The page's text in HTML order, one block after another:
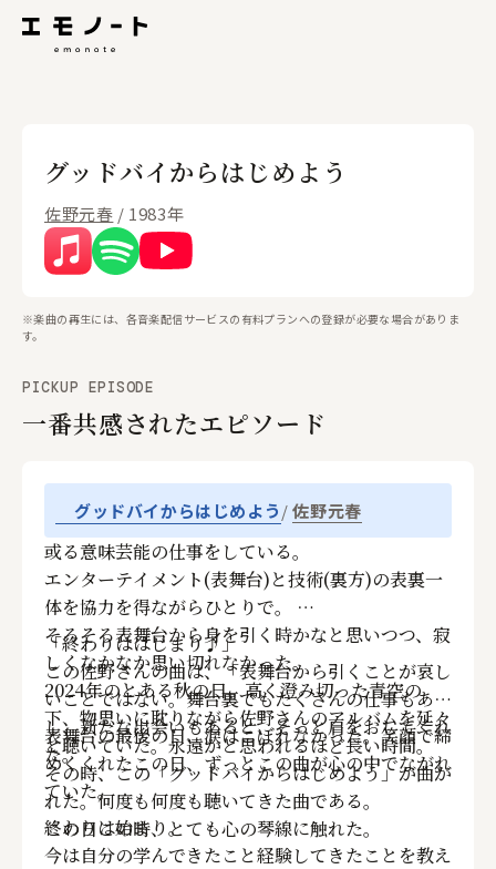
グッドバイからはじめよう
佐野元春 / 1983年
※楽曲の再生には、各音楽配信サービスの有料プランへの登録が必要な場合がありま
す。
PICKUP EPISODE
一番共感されたエピソード
グッドバイからはじめよう 佐野元春
或る意味芸能の仕事をしている。
エンターテイメント(表舞台)と技術(裏方)の表裏一
体を協力を得ながらひとりで。
そろそろ表舞台から身を引く時かなと思いつつ、寂
しくなかなか思い切れなかった。
2024年のとある秋の日、高く澄み切った青空の
下、物思いに耽りながら佐野さんのアルバムを延々
と聴いていた。永遠かと思われるほど長い時間。
その時、この「グッドバイからはじめよう」が曲が
れた。何度も何度も聴いてきた曲である。
この日この時、とても心の琴線に触れた。
「終わりははじまり♪」
この佐野さんの曲は、「表舞台から引くことが哀し
いことではない。舞台裏でもたくさんの仕事もある
し、新たな出会いもあると、そっと肩をおしてくれ
た。
表舞台の最後の日、涙はこぼれなかった。笑顔で締
めくくれたこの日、ずっとこの曲が心の中でながれ
ていた。
終わりは始まり。
今は自分の学んできたこと経験してきたことを教え